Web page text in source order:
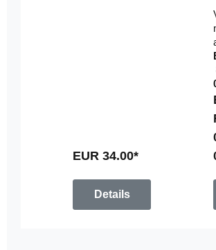
EUR 34.00*
Details